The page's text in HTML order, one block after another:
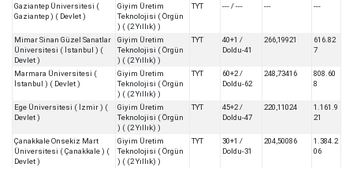
Gaziantep Üniversitesi (
Gaziantep ) ( Devlet )
Giyim Üretim
Teknolojisi ( Örgün
) ( (2 Yıllık) )
TYT --- / --- --- ---
Mimar Sinan Güzel Sanatlar
Üniversitesi ( İstanbul ) (
Devlet )
Giyim Üretim
Teknolojisi ( Örgün
) ( (2 Yıllık) )
TYT
40+1 /
Doldu-41
266,19921
616.82
7
Marmara Üniversitesi (
İstanbul ) ( Devlet )
Giyim Üretim
Teknolojisi ( Örgün
) ( (2 Yıllık) )
TYT
60+2 /
Doldu-62
248,73416
808.60
8
Ege Üniversitesi ( İzmir ) (
Devlet )
Giyim Üretim
Teknolojisi ( Örgün
) ( (2 Yıllık) )
TYT
45+2 /
Doldu-47
220,11024
1.161.9
21
Çanakkale Onsekiz Mart
Üniversitesi ( Çanakkale ) (
Devlet )
Giyim Üretim
Teknolojisi ( Örgün
) ( (2 Yıllık) )
TYT
30+1 /
Doldu-31
204,50086
1.384.2
06